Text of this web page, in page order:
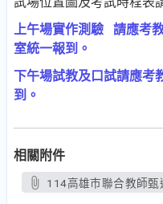
上午場實作測驗 請應考
室統一報到。
下午場試教及口試請應考
到。
相關附件
114高雄市聯合教師